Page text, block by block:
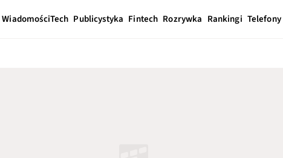
WiadomościTech Publicystyka Fintech Rozrywka Rankingi Telefony